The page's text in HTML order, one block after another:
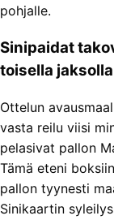
pohjalle.
Sinipaidat
toisella jaksolla
Ottelun
vasta reilu viisi
pelasivat pallon
Tämä eteni
pallon tyynesti
Sinikaartin